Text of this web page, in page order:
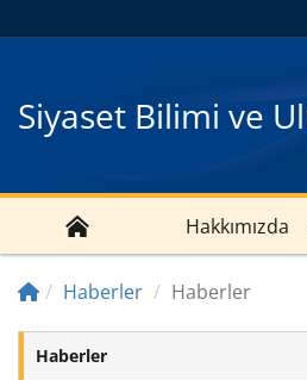
Siyaset Bilimi ve
Hakkımızda
Haberler Haberler
Haberler